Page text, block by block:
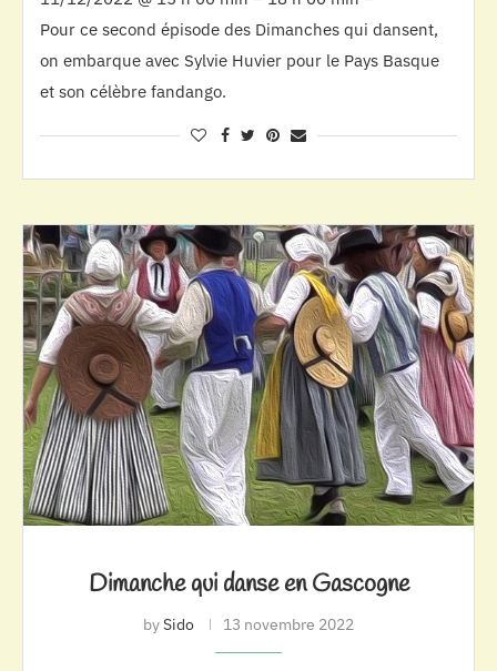
Pour ce second épisode des Dimanches qui dansent,
on embarque avec Sylvie Huvier pour le Pays Basque
et son célèbre fandango.
Dimanche qui danse en Gascogne
bySido 13 novembre 2022